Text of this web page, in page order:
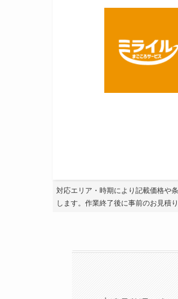
対応エリア・時期により記載価格や
します。作業終了後に事前のお見積